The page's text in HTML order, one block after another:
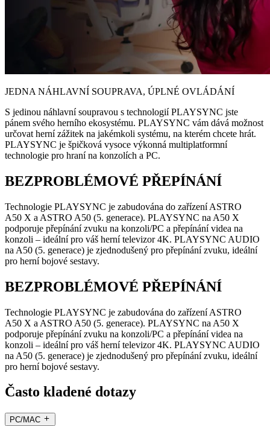
JEDNA NÁHLAVNÍ SOUPRAVA, ÚPLNÉ OVLÁDÁNÍ
S jedinou náhlavní soupravou s technologií PLAYSYNC jste
pánem svého herního ekosystému. PLAYSYNC vám dává možnost
určovat herní zážitek na jakémkoli systému, na kterém chcete hrát.
PLAYSYNC je špičková vysoce výkonná multiplatformní
technologie pro hraní na konzolích a PC.
BEZPROBLÉMOVÉ PŘEPÍNÁNÍ
Technologie PLAYSYNC je zabudována do zařízení ASTRO
A50 X a ASTRO A50 (5. generace). PLAYSYNC na A50 X
podporuje přepínání zvuku na konzoli/PC a přepínání videa na
konzoli – ideální pro váš herní televizor 4K. PLAYSYNC AUDIO
na A50 (5. generace) je zjednodušený pro přepínání zvuku, ideální
pro herní bojové sestavy.
BEZPROBLÉMOVÉ PŘEPÍNÁNÍ
Technologie PLAYSYNC je zabudována do zařízení ASTRO
A50 X a ASTRO A50 (5. generace). PLAYSYNC na A50 X
podporuje přepínání zvuku na konzoli/PC a přepínání videa na
konzoli – ideální pro váš herní televizor 4K. PLAYSYNC AUDIO
na A50 (5. generace) je zjednodušený pro přepínání zvuku, ideální
pro herní bojové sestavy.
Často kladené dotazy
PC/MAC